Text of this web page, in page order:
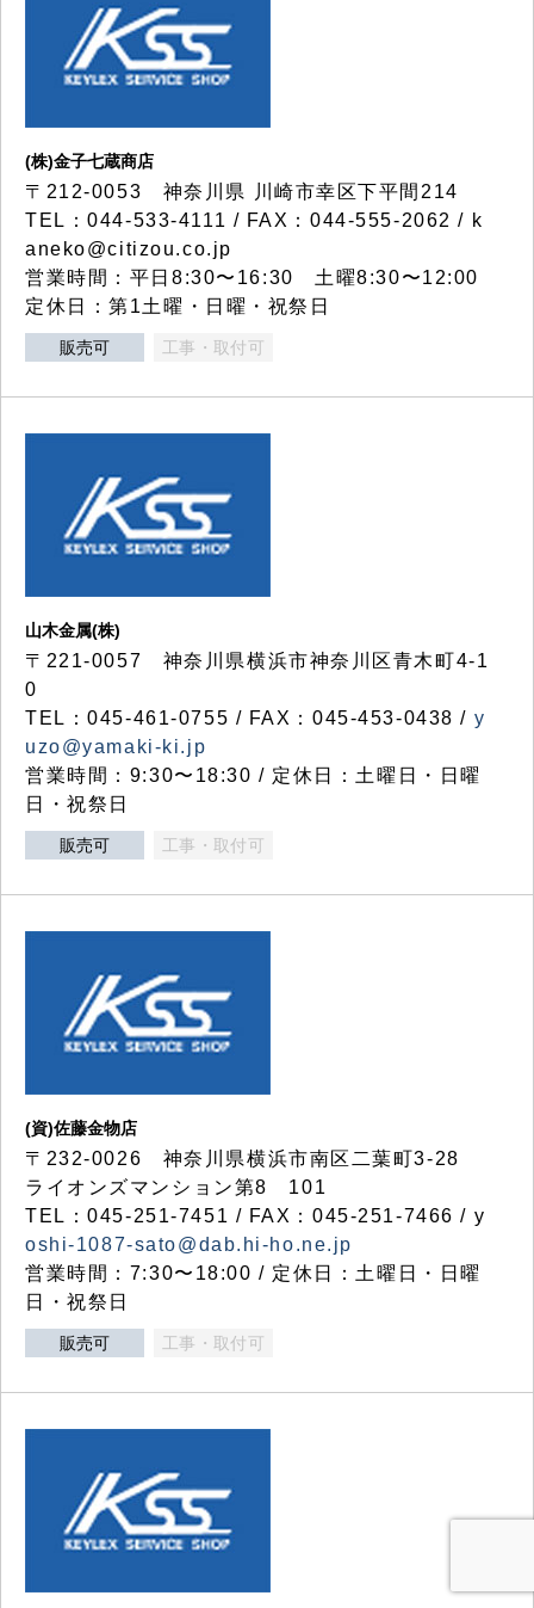
(株)金子七蔵商店
〒212-0053 神奈川県 川崎市幸区下平間214
TEL：044-533-4111 / FAX：044-555-2062 / k
aneko@citizou.co.jp
営業時間：平日8:30〜16:30 土曜8:30〜12:00
定休日：第1土曜・日曜・祝祭日
販売可 工事・取付可
山木金属(株)
〒221-0057 神奈川県横浜市神奈川区青木町4-1
0
TEL：045-461-0755 / FAX：045-453-0438 / y
uzo@yamaki-ki.jp
営業時間：9:30〜18:30 / 定休日：土曜日・日曜
日・祝祭日
販売可 工事・取付可
(資)佐藤金物店
〒232-0026 神奈川県横浜市南区二葉町3-28
ライオンズマンション第8 101
TEL：045-251-7451 / FAX：045-251-7466 / y
oshi-1087-sato@dab.hi-ho.ne.jp
営業時間：7:30〜18:00 / 定休日：土曜日・日曜
日・祝祭日
販売可 工事・取付可